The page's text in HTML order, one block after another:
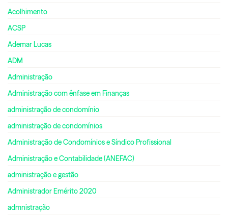
Acolhimento
ACSP
Ademar Lucas
ADM
Administração
Administração com ênfase em Finanças
administração de condomínio
administração de condomínios
Administração de Condomínios e Síndico Profissional
Administração e Contabilidade (ANEFAC)
administração e gestão
Administrador Emérito 2020
admnistração